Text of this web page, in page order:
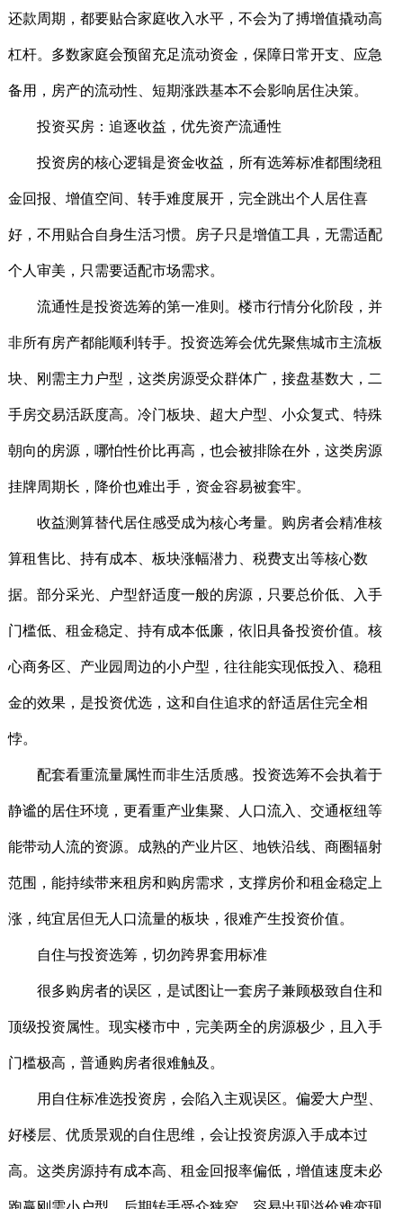
还款周期，都要贴合家庭收入水平，不会为了搏增值撬动高
杠杆。多数家庭会预留充足流动资金，保障日常开支、应急
备用，房产的流动性、短期涨跌基本不会影响居住决策。
投资买房：追逐收益，优先资产流通性
投资房的核心逻辑是资金收益，所有选筹标准都围绕租
金回报、增值空间、转手难度展开，完全跳出个人居住喜
好，不用贴合自身生活习惯。房子只是增值工具，无需适配
个人审美，只需要适配市场需求。
流通性是投资选筹的第一准则。楼市行情分化阶段，并
非所有房产都能顺利转手。投资选筹会优先聚焦城市主流板
块、刚需主力户型，这类房源受众群体广，接盘基数大，二
手房交易活跃度高。冷门板块、超大户型、小众复式、特殊
朝向的房源，哪怕性价比再高，也会被排除在外，这类房源
挂牌周期长，降价也难出手，资金容易被套牢。
收益测算替代居住感受成为核心考量。购房者会精准核
算租售比、持有成本、板块涨幅潜力、税费支出等核心数
据。部分采光、户型舒适度一般的房源，只要总价低、入手
门槛低、租金稳定、持有成本低廉，依旧具备投资价值。核
心商务区、产业园周边的小户型，往往能实现低投入、稳租
金的效果，是投资优选，这和自住追求的舒适居住完全相
悖。
配套看重流量属性而非生活质感。投资选筹不会执着于
静谧的居住环境，更看重产业集聚、人口流入、交通枢纽等
能带动人流的资源。成熟的产业片区、地铁沿线、商圈辐射
范围，能持续带来租房和购房需求，支撑房价和租金稳定上
涨，纯宜居但无人口流量的板块，很难产生投资价值。
自住与投资选筹，切勿跨界套用标准
很多购房者的误区，是试图让一套房子兼顾极致自住和
顶级投资属性。现实楼市中，完美两全的房源极少，且入手
门槛极高，普通购房者很难触及。
用自住标准选投资房，会陷入主观误区。偏爱大户型、
好楼层、优质景观的自住思维，会让投资房源入手成本过
高。这类房源持有成本高、租金回报率偏低，增值速度未必